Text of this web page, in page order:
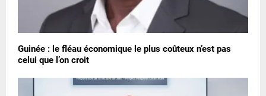
Guinée : le fléau économique le plus coûteux n’est pas
celui que l’on croit